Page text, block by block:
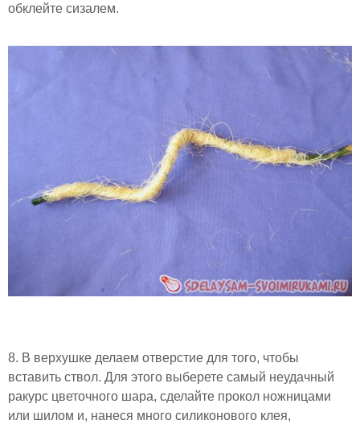
обклейте сизалем.
8. В верхушке делаем отверстие для того, чтобы
вставить ствол. Для этого выберете самый неудачный
ракурс цветочного шара, сделайте прокол ножницами
или шилом и, нанеся много силиконового клея,